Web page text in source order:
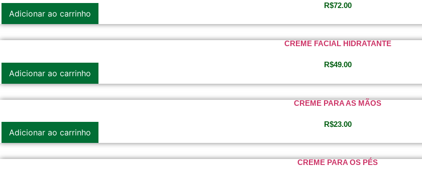
R$72.00
Adicionar ao carrinho
CREME FACIAL HIDRATANTE
R$49.00
Adicionar ao carrinho
CREME PARA AS MÃOS
R$23.00
Adicionar ao carrinho
CREME PARA OS PÉS